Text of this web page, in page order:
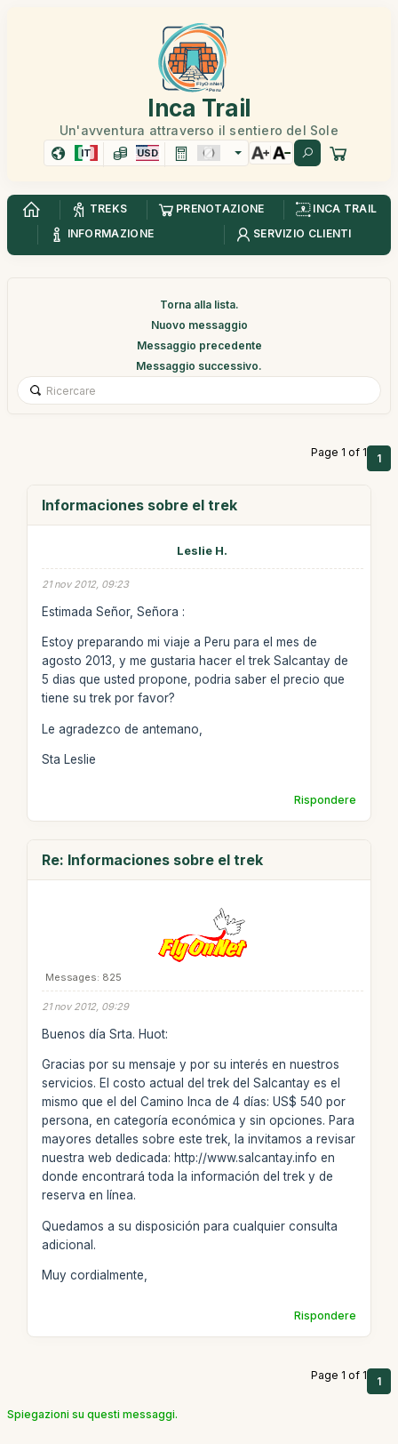
Inca Trail
Un'avventura attraverso il sentiero del Sole
IT USD
TREKS PRENOTAZIONE
INCA TRAIL
INFORMAZIONE
SERVIZIO CLIENTI
Torna alla lista.
Nuovo messaggio
Messaggio precedente
Messaggio successivo.
Page 1 of 1 1
Informaciones sobre el trek
Leslie H.
21 nov 2012, 09:23
Estimada Señor, Señora :
Estoy preparando mi viaje a Peru para el mes de
agosto 2013, y me gustaria hacer el trek Salcantay de
5 dias que usted propone, podria saber el precio que
tiene su trek por favor?
Le agradezco de antemano,
Sta Leslie
Rispondere
Re: Informaciones sobre el trek
Messages: 825
21 nov 2012, 09:29
Buenos día Srta. Huot:
Gracias por su mensaje y por su interés en nuestros
servicios. El costo actual del trek del Salcantay es el
mismo que el del Camino Inca de 4 días: US$ 540 por
persona, en categoría económica y sin opciones. Para
mayores detalles sobre este trek, la invitamos a revisar
nuestra web dedicada: http://www.salcantay.info en
donde encontrará toda la información del trek y de
reserva en línea.
Quedamos a su disposición para cualquier consulta
adicional.
Muy cordialmente,
Rispondere
Page 1 of 1 1
Spiegazioni su questi messaggi.